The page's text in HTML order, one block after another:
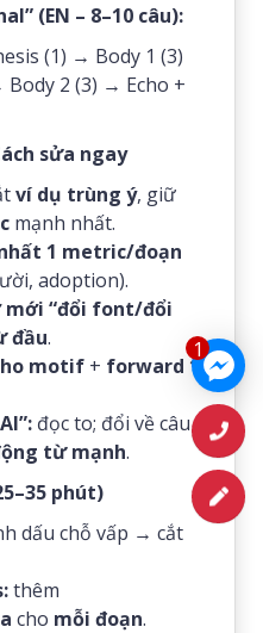
1
(EN – 8–10 câu):
(1) → Body 1 (3)
2 (3) → Echo +
sửa ngay
ví dụ trùng ý, giữ
mạnh nhất.
1 metric/đoạn
adoption).
mới “đổi font/đổi
đầu.
motif + forward 1
đọc to; đổi về câu
từ mạnh.
phút)
dấu chỗ vấp → cắt
thêm
cho mỗi đoạn.